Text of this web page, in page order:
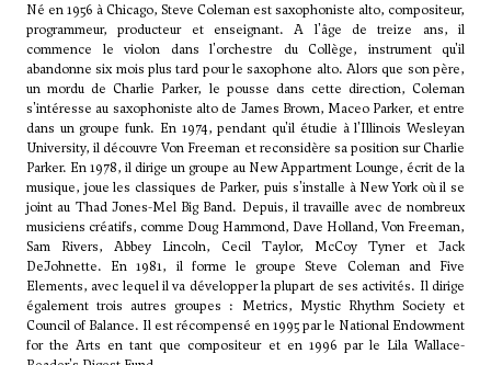
Né en 1956 à Chicago, Steve Coleman est saxophoniste alto, compositeur,
programmeur, producteur et enseignant. A l'âge de treize ans, il
commence le violon dans l'orchestre du Collège, instrument qu'il
abandonne six mois plus tard pour le saxophone alto. Alors que son père,
un mordu de Charlie Parker, le pousse dans cette direction, Coleman
s'intéresse au saxophoniste alto de James Brown, Maceo Parker, et entre
dans un groupe funk. En 1974, pendant qu'il étudie à l'Illinois Wesleyan
University, il découvre Von Freeman et reconsidère sa position sur Charlie
Parker. En 1978, il dirige un groupe au New Appartment Lounge, écrit de la
musique, joue les classiques de Parker, puis s'installe à New York où il se
joint au Thad Jones-Mel Big Band. Depuis, il travaille avec de nombreux
musiciens créatifs, comme Doug Hammond, Dave Holland, Von Freeman,
Sam Rivers, Abbey Lincoln, Cecil Taylor, McCoy Tyner et Jack
DeJohnette. En 1981, il forme le groupe Steve Coleman and Five
Elements, avec lequel il va développer la plupart de ses activités. Il dirige
également trois autres groupes : Metrics, Mystic Rhythm Society et
Council of Balance. Il est récompensé en 1995 par le National Endowment
for the Arts en tant que compositeur et en 1996 par le Lila Wallace-